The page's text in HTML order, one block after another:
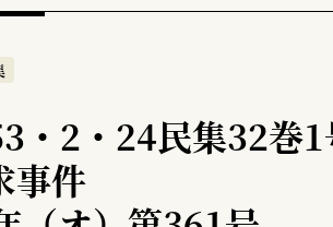
・2・24民集32巻
事件